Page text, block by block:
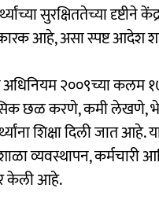
सुरक्षिततेच्या दृष्टीने
आहे, असा स्पष्ट आदेश
२००९च्या कलम १७
छळ करणे, कमी
शिक्षा दिली जात
व्यवस्थापन, कर्मचारी
केली आहे.